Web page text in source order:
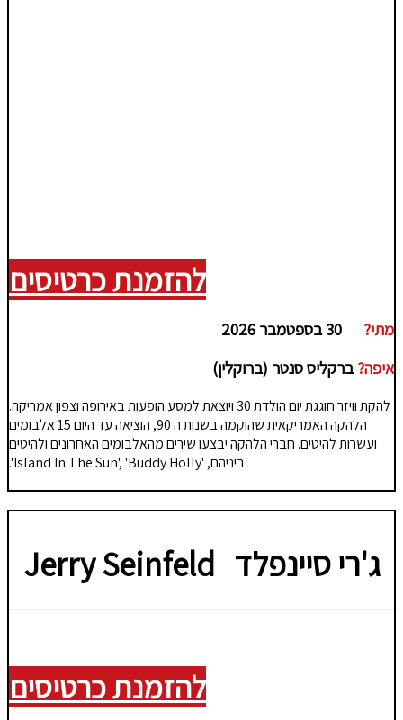
להזמנת כרטיסים
מתי?
איפה?ברקליס סנטר (ברוקלין)
להקת וויזר חוגגת יום הולדת 30 ויוצאת למסע הופעות באירופה וצפון אמריקה.
הלהקה האמריקאית שהוקמה בשנות ה 90, הוציאה עד היום 15 אלבומים
ועשרות להיטים. חברי הלהקה יבצעו שירים מהאלבומים האחרונים ולהיטים
ביניהם, 'Island In The Sun', 'Buddy Holly'.
ג'רי סיינפלד Jerry Seinfeld
להזמנת כרטיסים